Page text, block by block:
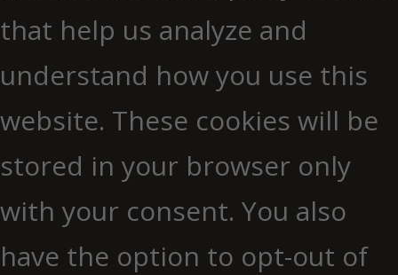
that help us analyze and
understand how you use this
website. These cookies will be
stored in your browser only
with your consent. You also
have the option to opt-out of